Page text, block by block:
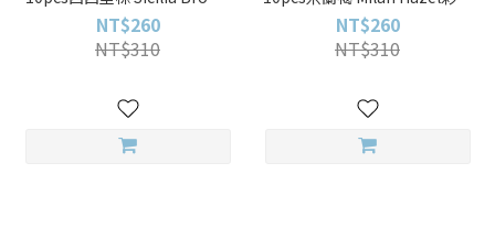
彩色日拋
NT$260
NT$310
日拋
NT$260
NT$310